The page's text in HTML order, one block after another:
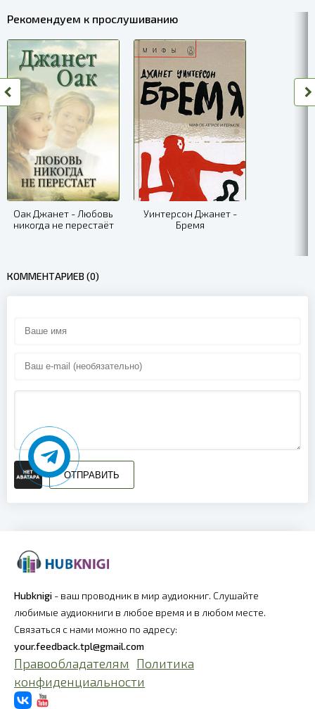
08
09
10
12
13
14
16
18
19
20
22
23
24
25
26
28
30
31
Рекомендуем к прослушиванию
Оак Джанет - Любовь
никогда не перестаёт
Уинтерсон Джанет -
Бремя
КОММЕНТАРИЕВ (0)
ОТПРАВИТЬ
Hubknigi - ваш проводник в мир аудиокниг. Слушайте
любимые аудиокниги в любое время и в любом месте.
Связаться с нами можно по адресу:
your.feedback.tpl@gmail.com
Правообладателям Политика
конфиденциальности